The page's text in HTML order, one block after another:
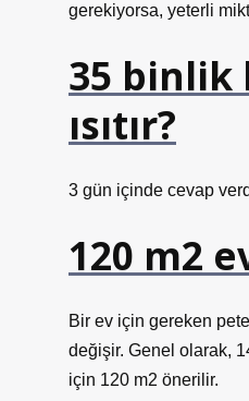
gerekiyorsa, yeterli
35 binlik
ısıtır?
3 gün içinde cevap
120 m2
Bir ev için gereken
değişir. Genel olarak,
için 120 m2 önerilir.